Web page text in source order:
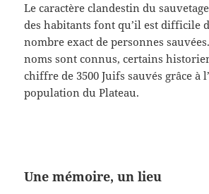
Le caractère clandestin du
des habitants font qu’il est difficile
nombre exact de personnes
noms sont connus, certains
chiffre de 3500 Juifs sauvés grâce à
population du Plateau.
Une mémoire, un lieu